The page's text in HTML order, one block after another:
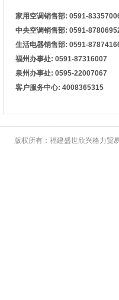
家用空调销售部: 0591-
中央空调销售部: 0591-
生活电器销售部: 0591-
福州办事处: 0591-87316007
泉州办事处: 0595-22007067
客户服务中心: 4008365315
版权所有：福建盛世欣兴格力